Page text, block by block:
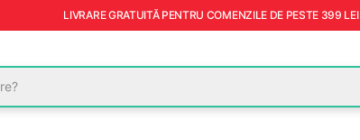
LIVRARE GRATUITĂ PENTRU COMENZILE DE PESTE 399 LEI